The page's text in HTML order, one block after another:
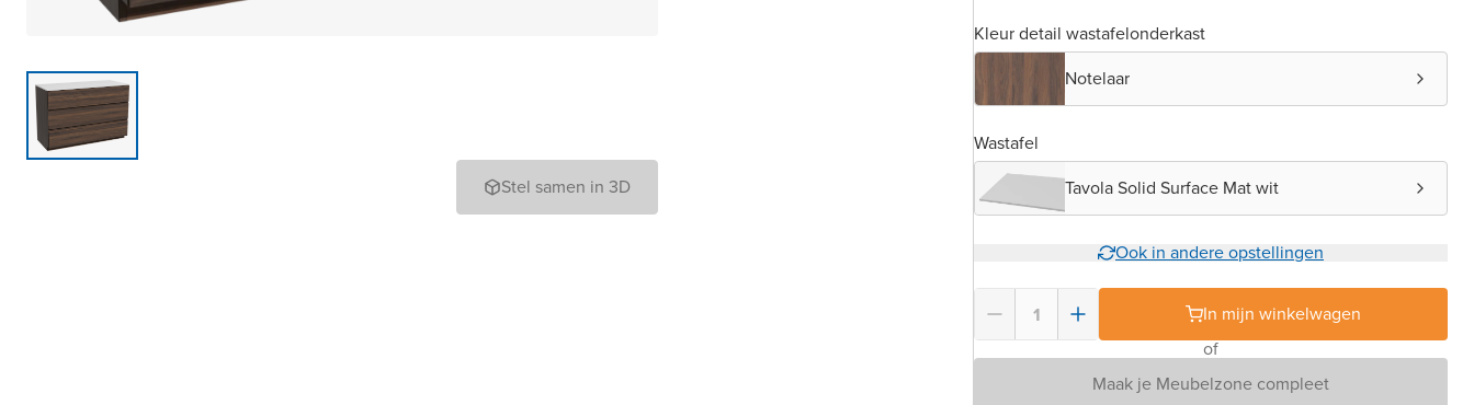
Stel samen in 3D
Kleur detail wastafelonderkast
Notelaar
Wastafel
Tavola Solid Surface Mat wit
Ook in andere opstellingen
In mijn winkelwagen
of
Maak je Meubelzone compleet